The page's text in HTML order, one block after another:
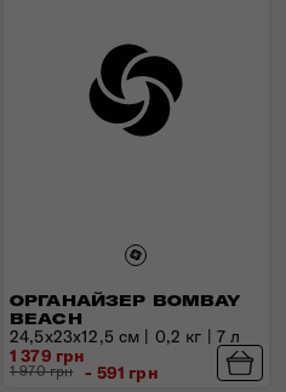
ОРГАНАЙЗЕР BOMBAY
BEACH
24,5х23х12,5 см | 0,2 кг | 7 л
1 379 грн
1 970 грн - 591 грн